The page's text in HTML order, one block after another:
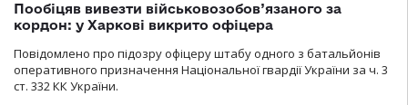
Пообіцяв вивезти військовозобов’язаного за
кордон: у Харкові викрито офіцера
Повідомлено про підозру офіцеру штабу одного з батальйонів
оперативного призначення Національної гвардії України за ч. 3
ст. 332 КК України.